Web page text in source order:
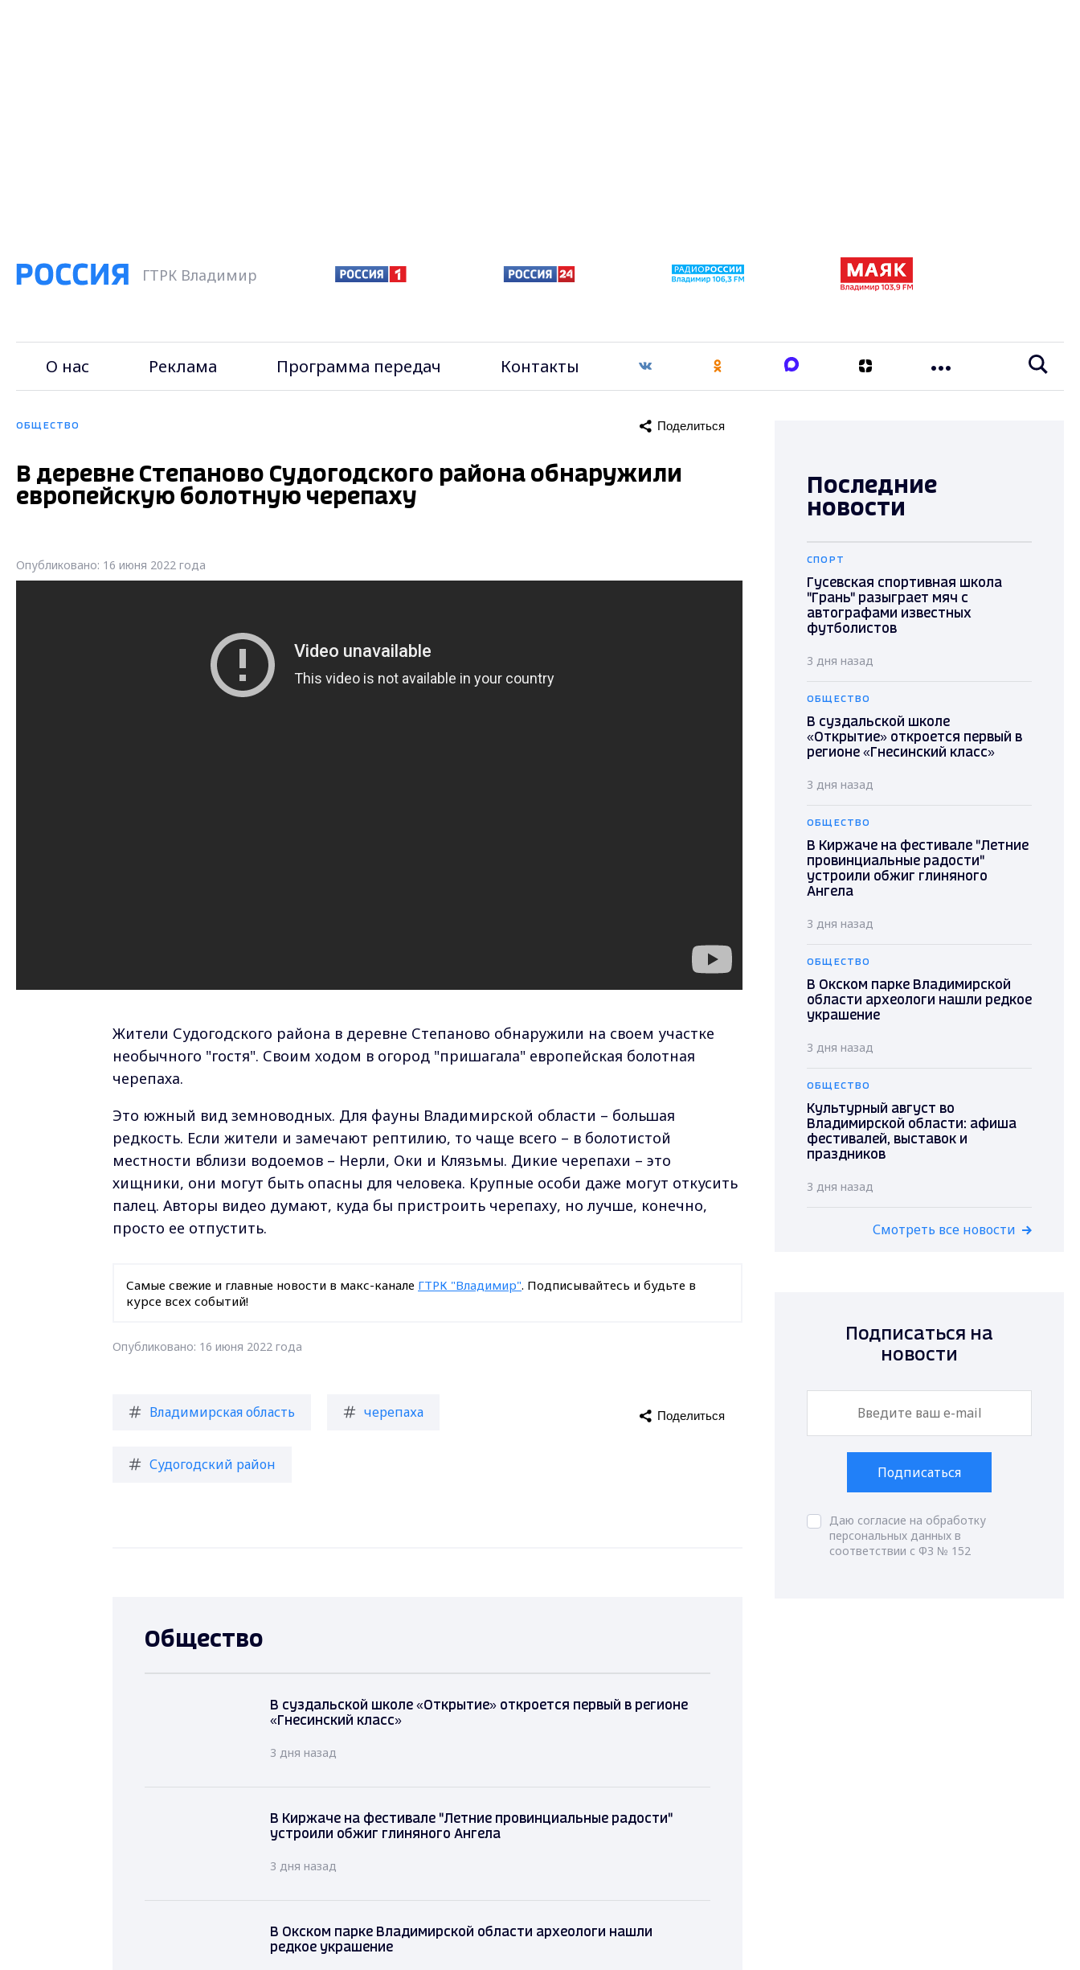
ГТРК Владимир
О нас Реклама Программа передач Контакты
ОБЩЕСТВО Поделиться
В деревне Степаново Судогодского района обнаружили
европейскую болотную черепаху
Опубликовано: 16 июня 2022 года
Жители Судогодского района в деревне Степаново обнаружили на своем участке
необычного "гостя". Своим ходом в огород "пришагала" европейская болотная
черепаха.
Это южный вид земноводных. Для фауны Владимирской области – большая
редкость. Если жители и замечают рептилию, то чаще всего – в болотистой
местности вблизи водоемов – Нерли, Оки и Клязьмы. Дикие черепахи – это
хищники, они могут быть опасны для человека. Крупные особи даже могут откусить
палец. Авторы видео думают, куда бы пристроить черепаху, но лучше, конечно,
просто ее отпустить.
Самые свежие и главные новости в макс-канале ГТРК "Владимир". Подписывайтесь и будьте в
курсе всех событий!
Опубликовано: 16 июня 2022 года
Владимирская область черепаха
Судогодский район
Поделиться
Общество
В суздальской школе «Открытие» откроется первый в регионе
«Гнесинский класс»
3 дня назад
В Киржаче на фестивале "Летние провинциальные радости"
устроили обжиг глиняного Ангела
3 дня назад
В Окском парке Владимирской области археологи нашли
редкое украшение
Последние
новости
СПОРТ
Гусевская спортивная школа
"Грань" разыграет мяч с
автографами известных
футболистов
3 дня назад
ОБЩЕСТВО
В суздальской школе
«Открытие» откроется первый в
регионе «Гнесинский класс»
3 дня назад
ОБЩЕСТВО
В Киржаче на фестивале "Летние
провинциальные радости"
устроили обжиг глиняного
Ангела
3 дня назад
ОБЩЕСТВО
В Окском парке Владимирской
области археологи нашли редкое
украшение
3 дня назад
ОБЩЕСТВО
Культурный август во
Владимирской области: афиша
фестивалей, выставок и
праздников
3 дня назад
Смотреть все новости
Подписаться на
новости
Подписаться
Даю согласие на обработку
персональных данных в
соответствии с ФЗ № 152